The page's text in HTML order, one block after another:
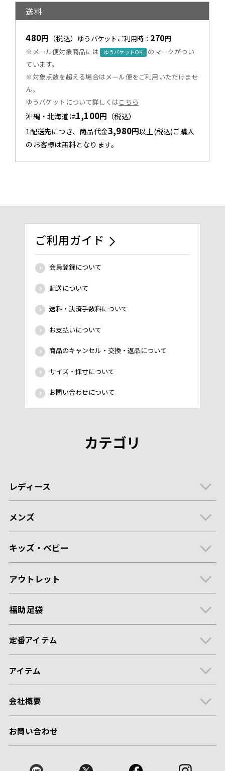
送料
480円 （税込） ゆうパケットご利用時： 270円
※メール便対象商品には ゆうパケットOK
のマークがつい
ています。
※対象点数を超える場合はメール便をご利用いただけませ
ん。
ゆうパケットについて詳しくはこちら
沖縄・北海道は1,100円 （税込）
1配送先につき、商品代金3,980円以上(税込)ご購入
のお客様は無料となります。
ご利用ガイド
会員登録について
配送について
送料・決済手数料について
お支払いについて
商品のキャンセル・交換・返品について
サイズ・採寸について
お問い合わせについて
カテゴリ
レディース
メンズ
キッズ・ベビー
アウトレット
福助足袋
定番アイテム
アイテム
会社概要
お問い合わせ